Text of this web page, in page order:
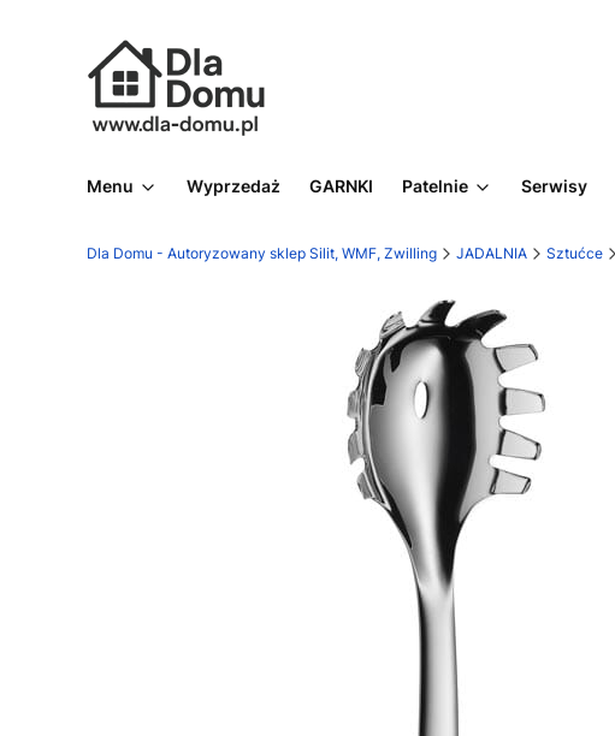
Menu Wyprzedaż GARNKI Patelnie Serwisy
Dla Domu - Autoryzowany sklep Silit, WMF, Zwilling JADALNIA Sztućce